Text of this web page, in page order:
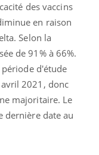
des vaccins
en raison
Selon la
de 91% à 66%.
d'étude
2021, donc
majoritaire. Le
dernière date au